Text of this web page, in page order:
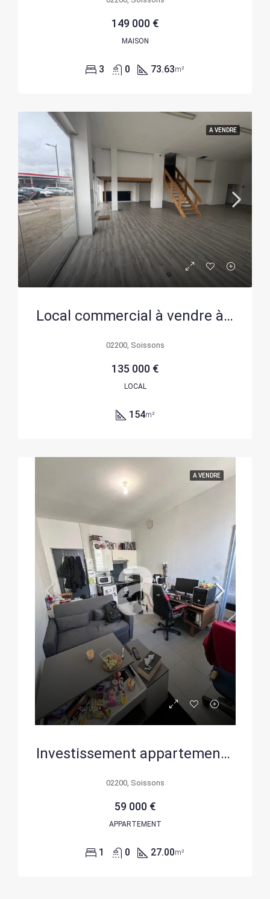
149 000 €
MAISON
3 0 73.63m²
A VENDRE
Local commercial à vendre à Soissons – Opportunité d’affaires en zone dynamique
02200, Soissons
135 000 €
LOCAL
154m²
A VENDRE
Investissement appartement T2 de 27m² au centre de Soissons
02200, Soissons
59 000 €
APPARTEMENT
1 0 27.00m²